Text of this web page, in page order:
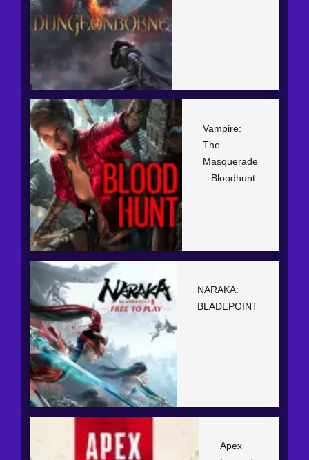
Vampire:
The
Masquerade
– Bloodhunt
NARAKA:
BLADEPOINT
Apex